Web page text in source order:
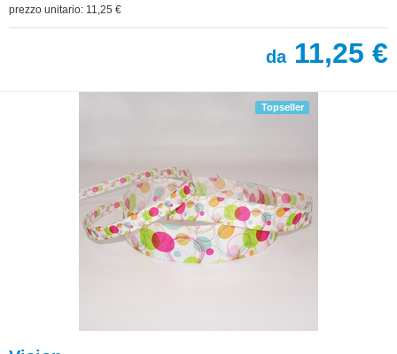
prezzo unitario: 11,25 €
da11,25 €
Topseller